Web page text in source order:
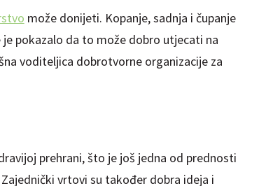
može donijeti. Kopanje, sadnja i čupanje
pokazalo da to može dobro utjecati na
voditeljica dobrotvorne organizacije za
prehrani, što je još jedna od prednosti
vrtovi su također dobra ideja i